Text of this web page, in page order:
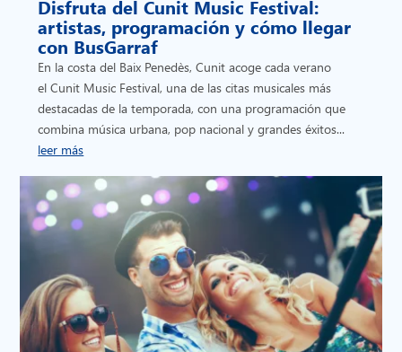
Disfruta del Cunit Music Festival:
artistas, programación y cómo llegar
con BusGarraf
En la costa del Baix Penedès, Cunit acoge cada verano
el Cunit Music Festival, una de las citas musicales más
destacadas de la temporada, con una programación que
combina música urbana, pop nacional y grandes éxitos...
leer más